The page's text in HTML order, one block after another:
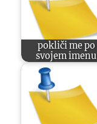
pokliči me po
svojem imenu